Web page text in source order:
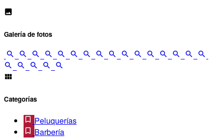
Galería de fotos
Categorías
Peluquerías
Barbería